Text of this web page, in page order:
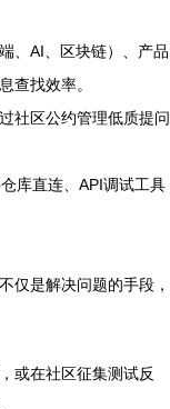
、AI、区块链）、产品
查找效率。
社区公约管理低质提问
库直连、API调试工具
仅是解决问题的手段，
或在社区征集测试反